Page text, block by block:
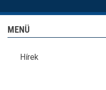
MENÜ
Hírek